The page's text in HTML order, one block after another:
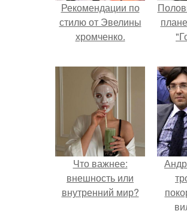
Рекомендации по
стилю от Эвелины
хромченко.
Что важнее:
внешность или
внутренний мир?